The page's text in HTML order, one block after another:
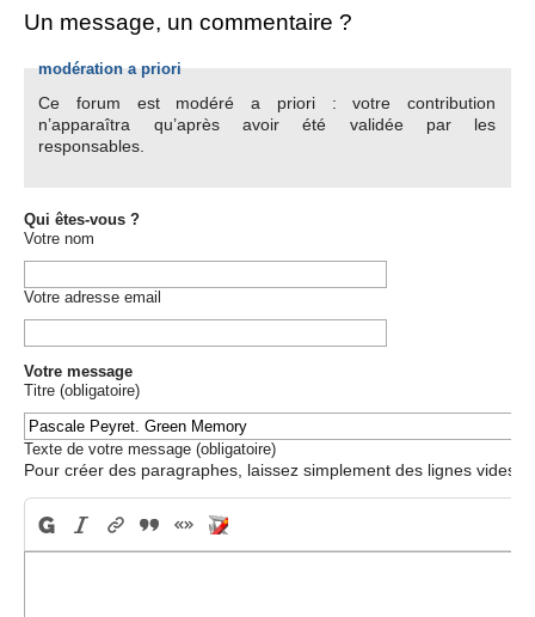
Un message, un commentaire ?
modération a priori
Ce forum est modéré a priori : votre contribution
n’apparaîtra qu’après avoir été validée par les
responsables.
Qui êtes-vous ?
Votre nom
Votre adresse email
Votre message
Titre (obligatoire)
Texte de votre message (obligatoire)
Pour créer des paragraphes, laissez simplement des lignes vides.